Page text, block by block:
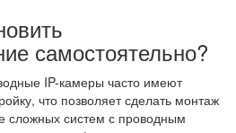
самостоятельно?
IP-камеры часто имеют
что позволяет сделать монтаж
сложных систем с проводным